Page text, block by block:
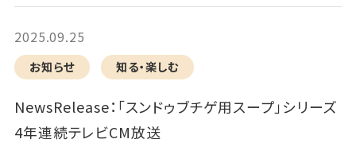
2025.09.25
お知らせ 知る・楽しむ
NewsRelease：「スンドゥブチゲ用スープ」シリーズ
4年連続テレビCM放送